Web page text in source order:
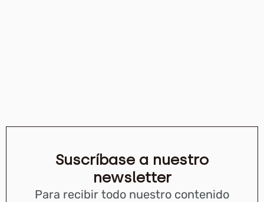
Suscríbase a nuestro
newsletter
Para recibir todo nuestro contenido